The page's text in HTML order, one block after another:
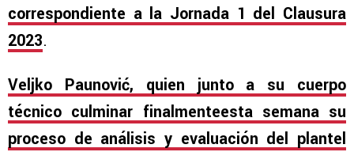
correspondiente a la Jornada 1 del Clausura
2023.
Veljko Paunović, quien junto a su cuerpo
técnico culminar finalmenteesta semana su
proceso de análisis y evaluación del plantel